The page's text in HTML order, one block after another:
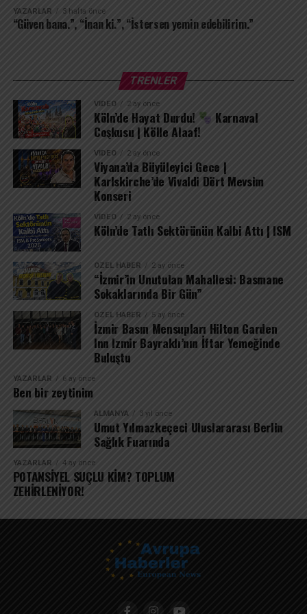
Uluslararası gazeteci
YAZARLAR 3 hafta önce
“Güven bana.”, “İnan ki.”, “İstersen yemin edebilirim.”
TRENLER
VIDEO 2 ay önce
Köln’de Hayat Durdu!
Karnaval
Coşkusu | Kölle Alaaf!
VIDEO 2 ay önce
Viyana’da Büyüleyici Gece |
Karlskirche’de Vivaldi Dört Mevsim
Konseri
VIDEO 2 ay önce
Köln’de Tatlı Sektörünün Kalbi Attı | ISM
ÖZEL HABER 2 ay önce
“İzmir’in Unutulan Mahallesi: Basmane
Sokaklarında Bir Gün”
ÖZEL HABER 5 ay önce
İzmir Basın Mensupları Hilton Garden
Inn Izmir Bayraklı’nın İftar Yemeğinde
Buluştu
YAZARLAR 6 ay önce
Ben bir zeytinim
ALMANYA 3 yıl önce
Umut Yılmazkeçeci Uluslararası Berlin
Sağlık Fuarında
YAZARLAR 4 ay önce
POTANSİYEL SUÇLU KİM? TOPLUM
ZEHİRLENİYOR!